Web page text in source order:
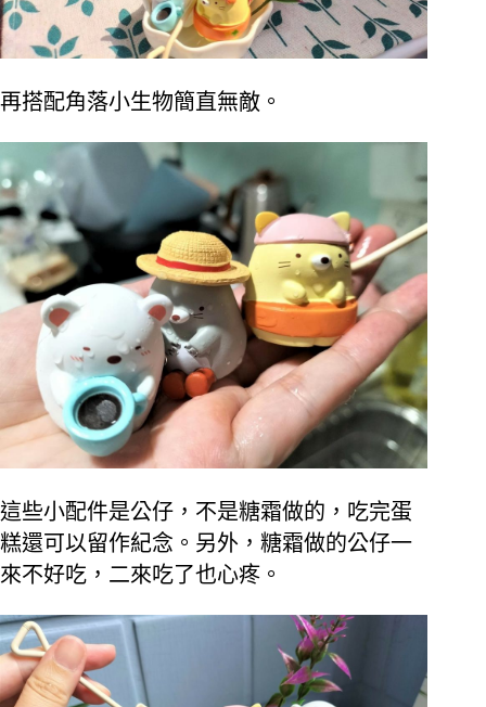
再搭配角落小生物簡直無敵。
這些小配件是公仔，不是糖霜做的，吃完蛋
糕還可以留作紀念。另外，糖霜做的公仔一
來不好吃，二來吃了也心疼。